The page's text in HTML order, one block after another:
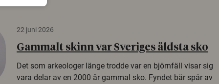
22 juni 2026
Gammalt skinn var Sveriges äldsta sko
Det som arkeologer länge trodde var en björnfäll visar sig
vara delar av en 2000 år gammal sko. Fyndet bär spår av